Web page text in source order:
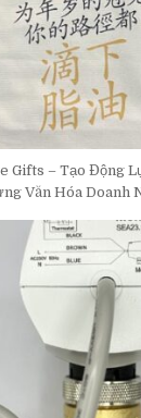
– Tạo Động
Văn Hóa Doanh